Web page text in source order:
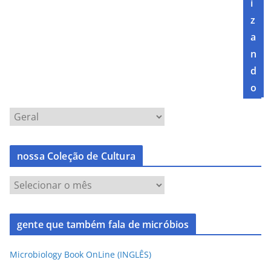
i
z
a
n
d
o
nossa Coleção de Cultura
gente que também fala de micróbios
Microbiology Book OnLine (INGLÊS)